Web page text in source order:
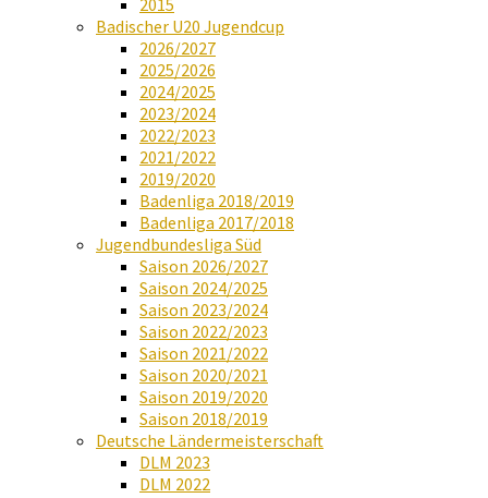
2015
Badischer U20 Jugendcup
2026/2027
2025/2026
2024/2025
2023/2024
2022/2023
2021/2022
2019/2020
Badenliga 2018/2019
Badenliga 2017/2018
Jugendbundesliga Süd
Saison 2026/2027
Saison 2024/2025
Saison 2023/2024
Saison 2022/2023
Saison 2021/2022
Saison 2020/2021
Saison 2019/2020
Saison 2018/2019
Deutsche Ländermeisterschaft
DLM 2023
DLM 2022